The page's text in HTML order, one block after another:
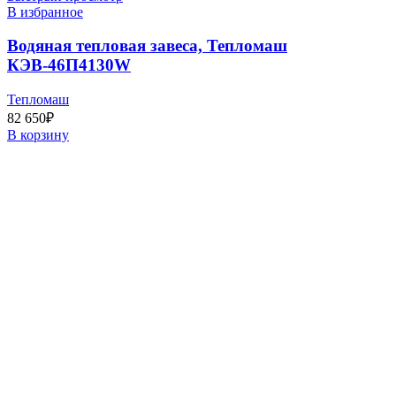
В избранное
Водяная тепловая завеса, Тепломаш
КЭВ-46П4130W
Тепломаш
82 650₽
В корзину